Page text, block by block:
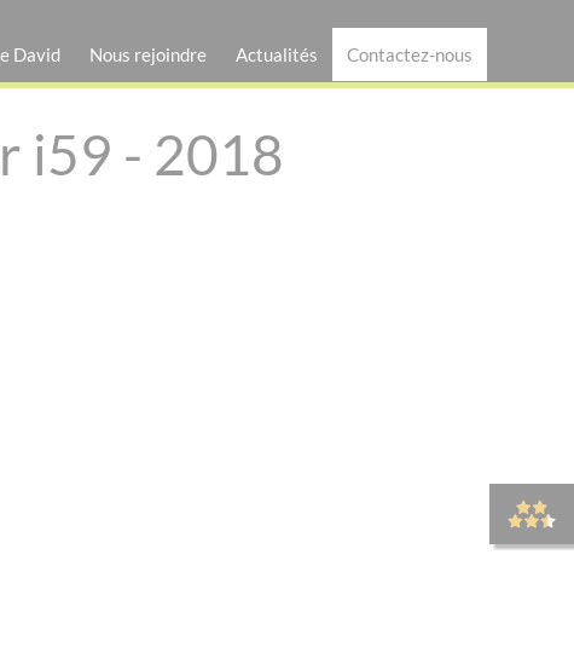
David Nous rejoindre Actualités Contactez-nous
i59 - 2018